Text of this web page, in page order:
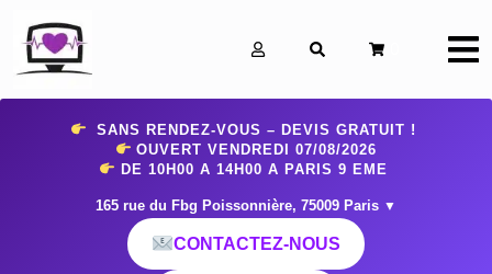
SANS RENDEZ-VOUS – DEVIS GRATUIT !
OUVERT VENDREDI 07/08/2026
DE 10H00 A 14H00 A PARIS 9 EME
165 rue du Fbg Poissonnière, 75009 Paris ▼
CONTACTEZ-NOUS